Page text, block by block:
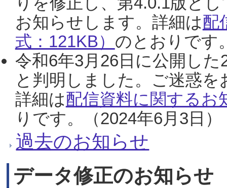
お知らせします。詳細は配
式：121KB） のとおりです
令和6年3月26日に公開し
と判明しました。ご迷惑
詳細は配信資料に関するお
りです。（2024年6月3日）
過去のお知らせ
データ修正のお知らせ